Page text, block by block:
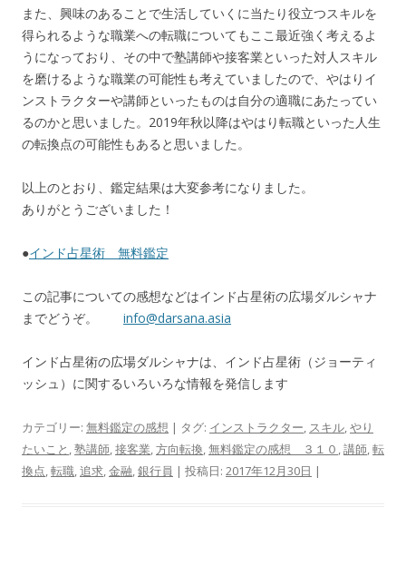
また、興味のあることで生活していくに当たり役立つスキルを
得られるような職業への転職についてもここ最近強く考えるよ
うになっており、その中で塾講師や接客業といった対人スキル
を磨けるような職業の可能性も考えていましたので、やはりイ
ンストラクターや講師といったものは自分の適職にあたってい
るのかと思いました。2019年秋以降はやはり転職といった人生
の転換点の可能性もあると思いました。
以上のとおり、鑑定結果は大変参考になりました。
ありがとうございました！
●インド占星術 無料鑑定
この記事についての感想などはインド占星術の広場ダルシャナ
までどうぞ。 info@darsana.asia
インド占星術の広場ダルシャナは、インド占星術（ジョーティ
ッシュ）に関するいろいろな情報を発信します
カテゴリー: 無料鑑定の感想 | タグ: インストラクター, スキル,やり
たいこと ,塾講師,接客業,方向転換,無料鑑定の感想 ３１０ ,講師,転
換点,転職,追求,金融,銀行員 | 投稿日: 2017年12月30日 |